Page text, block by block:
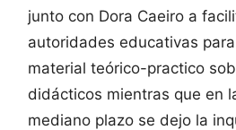
junto con Dora Caeiro a
autoridades educativas
material teórico-practico
didácticos mientras que en
mediano plazo se dejo la